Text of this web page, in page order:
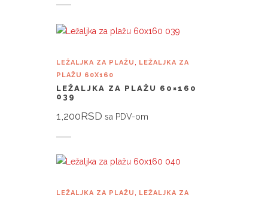
LEŽALJKA ZA PLAŽU , LEŽALJKA ZA
PLAŽU 60X160
LEŽALJKA ZA PLAŽU 60×160
039
1,200RSD sa PDV-om
LEŽALJKA ZA PLAŽU
LEŽALJKA ZA